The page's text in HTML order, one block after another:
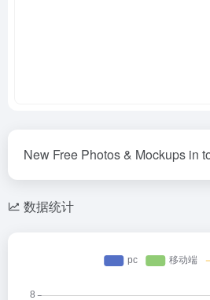
New Free Photos & Mockups in
数据统计